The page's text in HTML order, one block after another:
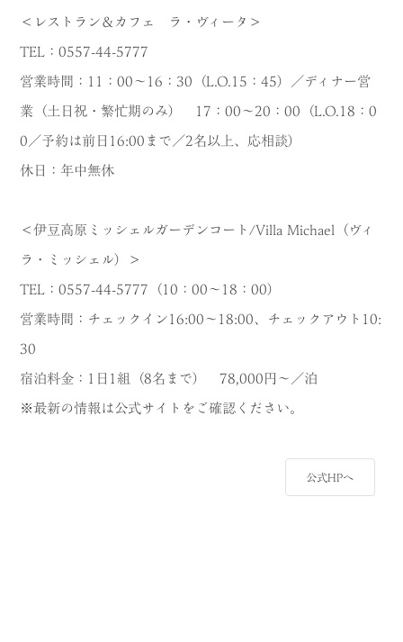
＜レストラン＆カフェ ラ・ヴィータ＞
TEL：0557-44-5777
営業時間：11：00～16：30（L.O.15：45）／ディナー営
業（土日祝・繁忙期のみ） 17：00～20：00（L.O.18：0
0／予約は前日16:00まで／2名以上、応相談）
休日：年中無休
＜伊豆高原ミッシェルガーデンコート/Villa Michael（ヴィ
ラ・ミッシェル）＞
TEL：0557-44-5777（10：00～18：00）
営業時間：チェックイン16:00～18:00、チェックアウト10:
30
宿泊料金：1日1組（8名まで） 78,000円～／泊
※最新の情報は公式サイトをご確認ください。
公式HPへ